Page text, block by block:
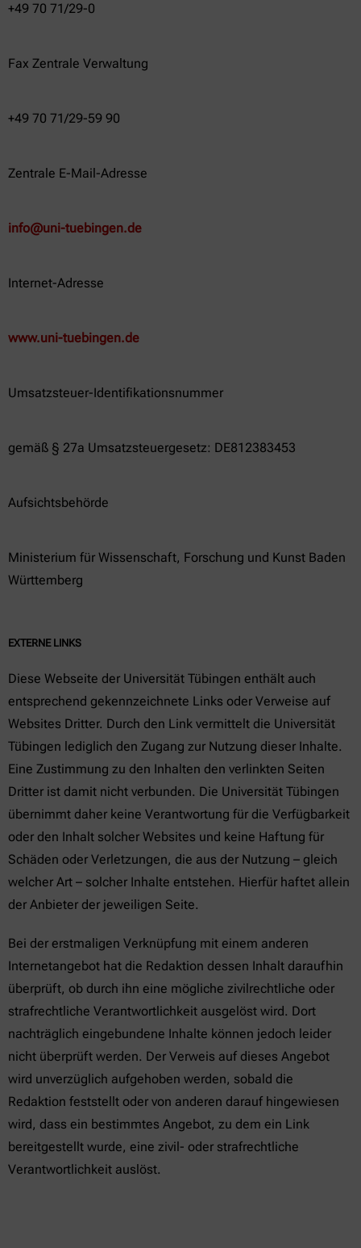
+49 70 71/29-0
Fax Zentrale Verwaltung
+49 70 71/29-59 90
Zentrale E-Mail-Adresse
info@uni-tuebingen.de
Internet-Adresse
www.uni-tuebingen.de
Umsatzsteuer-Identifikationsnummer
gemäß § 27a Umsatzsteuergesetz: DE812383453
Aufsichtsbehörde
Ministerium für Wissenschaft, Forschung und Kunst Baden
Württemberg
EXTERNE LINKS
Diese Webseite der Universität Tübingen enthält auch
entsprechend gekennzeichnete Links oder Verweise auf
Websites Dritter. Durch den Link vermittelt die Universität
Tübingen lediglich den Zugang zur Nutzung dieser Inhalte.
Eine Zustimmung zu den Inhalten den verlinkten Seiten
Dritter ist damit nicht verbunden. Die Universität Tübingen
übernimmt daher keine Verantwortung für die Verfügbarkeit
oder den Inhalt solcher Websites und keine Haftung für
Schäden oder Verletzungen, die aus der Nutzung – gleich
welcher Art – solcher Inhalte entstehen. Hierfür haftet allein
der Anbieter der jeweiligen Seite.
Bei der erstmaligen Verknüpfung mit einem anderen
Internetangebot hat die Redaktion dessen Inhalt daraufhin
überprüft, ob durch ihn eine mögliche zivilrechtliche oder
strafrechtliche Verantwortlichkeit ausgelöst wird. Dort
nachträglich eingebundene Inhalte können jedoch leider
nicht überprüft werden. Der Verweis auf dieses Angebot
wird unverzüglich aufgehoben werden, sobald die
Redaktion feststellt oder von anderen darauf hingewiesen
wird, dass ein bestimmtes Angebot, zu dem ein Link
bereitgestellt wurde, eine zivil- oder strafrechtliche
Verantwortlichkeit auslöst.